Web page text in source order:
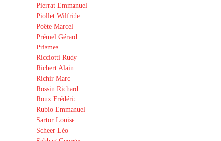
Pierrat Emmanuel
Piollet Wilfride
Poëte Marcel
Prémel Gérard
Prismes
Ricciotti Rudy
Richert Alain
Richir Marc
Rossin Richard
Roux Frédéric
Rubio Emmanuel
Sartor Louise
Scheer Léo